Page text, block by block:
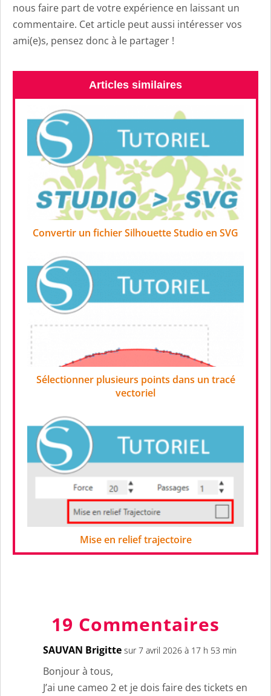
nous faire part de votre expérience en laissant un
commentaire. Cet article peut aussi intéresser vos
ami(e)s, pensez donc à le partager !
Articles similaires
Convertir un fichier Silhouette Studio en SVG
Sélectionner plusieurs points dans un tracé
vectoriel
Mise en relief trajectoire
19 Commentaires
SAUVAN Brigitte sur 7 avril 2026 à 17 h 53 min
Bonjour à tous,
J’ai une cameo 2 et je dois faire des tickets en